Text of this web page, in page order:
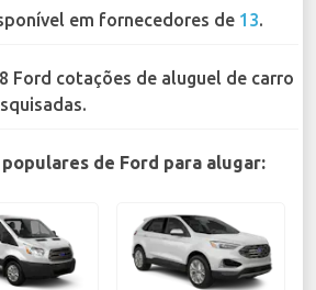
em fornecedores de 13.
Ford cotações de aluguel de carro
de Ford para alugar: